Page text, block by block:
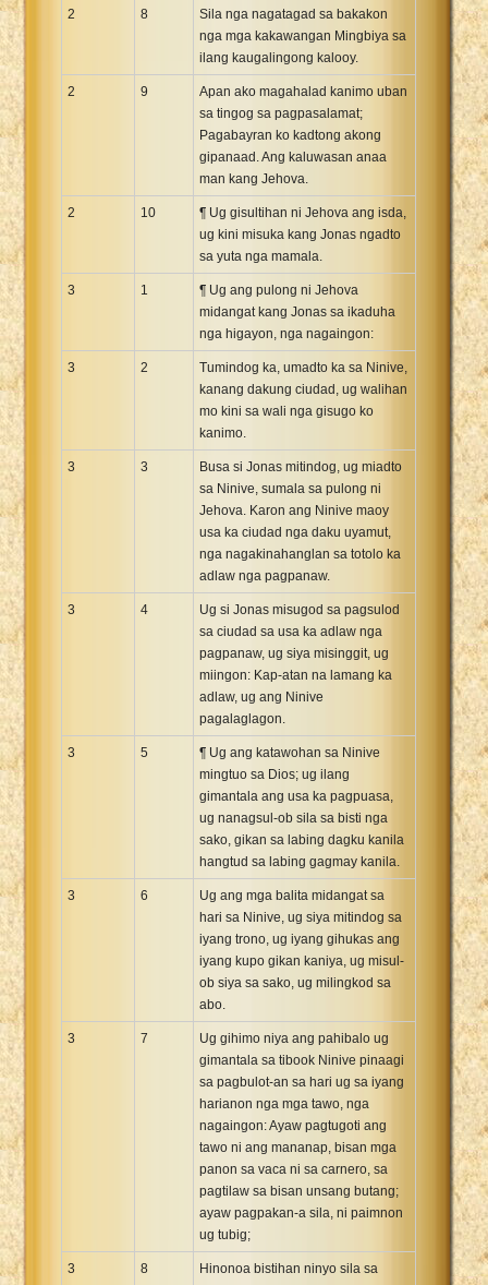
2 8
Sila nga nagatagad sa bakakon
nga mga kakawangan Mingbiya sa
ilang kaugalingong kalooy.
2 9
Apan ako magahalad kanimo uban
sa tingog sa pagpasalamat;
Pagabayran ko kadtong akong
gipanaad. Ang kaluwasan anaa
man kang Jehova.
2 10
¶ Ug gisultihan ni Jehova ang isda,
ug kini misuka kang Jonas ngadto
sa yuta nga mamala.
3 1
¶ Ug ang pulong ni Jehova
midangat kang Jonas sa ikaduha
nga higayon, nga nagaingon:
3 2
Tumindog ka, umadto ka sa Ninive,
kanang dakung ciudad, ug walihan
mo kini sa wali nga gisugo ko
kanimo.
3 3
Busa si Jonas mitindog, ug miadto
sa Ninive, sumala sa pulong ni
Jehova. Karon ang Ninive maoy
usa ka ciudad nga daku uyamut,
nga nagakinahanglan sa totolo ka
adlaw nga pagpanaw.
3 4
Ug si Jonas misugod sa pagsulod
sa ciudad sa usa ka adlaw nga
pagpanaw, ug siya misinggit, ug
miingon: Kap-atan na lamang ka
adlaw, ug ang Ninive
pagalaglagon.
3 5
¶ Ug ang katawohan sa Ninive
mingtuo sa Dios; ug ilang
gimantala ang usa ka pagpuasa,
ug nanagsul-ob sila sa bisti nga
sako, gikan sa labing dagku kanila
hangtud sa labing gagmay kanila.
3 6
Ug ang mga balita midangat sa
hari sa Ninive, ug siya mitindog sa
iyang trono, ug iyang gihukas ang
iyang kupo gikan kaniya, ug misul-
ob siya sa sako, ug milingkod sa
abo.
3 7
Ug gihimo niya ang pahibalo ug
gimantala sa tibook Ninive pinaagi
sa pagbulot-an sa hari ug sa iyang
harianon nga mga tawo, nga
nagaingon: Ayaw pagtugoti ang
tawo ni ang mananap, bisan mga
panon sa vaca ni sa carnero, sa
pagtilaw sa bisan unsang butang;
ayaw pagpakan-a sila, ni paimnon
ug tubig;
3 8
Hinonoa bistihan ninyo sila sa